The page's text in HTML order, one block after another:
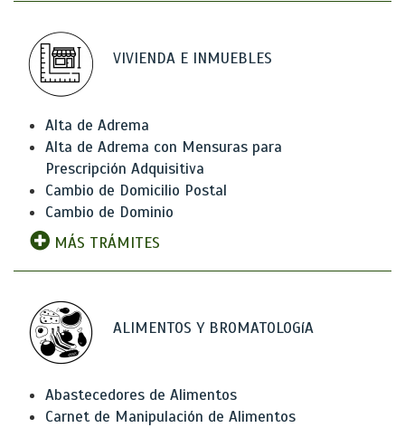
VIVIENDA E INMUEBLES
Alta de Adrema
Alta de Adrema con Mensuras para
Prescripción Adquisitiva
Cambio de Domicilio Postal
Cambio de Dominio
MÁS TRÁMITES
ALIMENTOS Y BROMATOLOGíA
Abastecedores de Alimentos
Carnet de Manipulación de Alimentos